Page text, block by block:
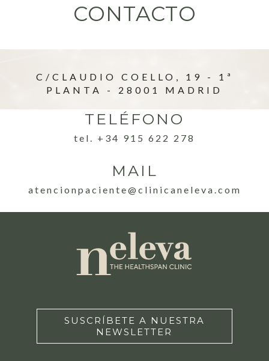
CONTACTO
C/CLAUDIO COELLO, 19 - 1ª
PLANTA - 28001 MADRID
TELÉFONO
tel. +34 915 622 278
MAIL
atencionpaciente@clinicaneleva.com
SUSCRÍBETE A NUESTRA
NEWSLETTER